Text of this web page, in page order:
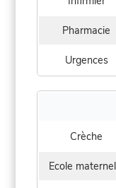
Pharmacie
Urgences
Crèche
Ecole